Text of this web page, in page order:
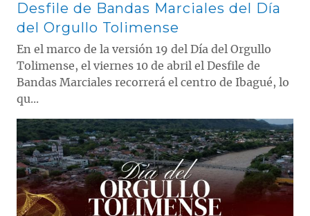
Desfile de Bandas Marciales del Día
del Orgullo Tolimense
En el marco de la versión 19 del Día del Orgullo
Tolimense, el viernes 10 de abril el Desfile de
Bandas Marciales recorrerá el centro de Ibagué, lo
qu...
Contenido multimedia principal